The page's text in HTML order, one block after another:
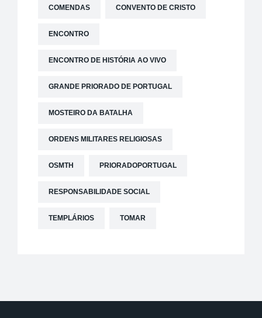
COMENDAS CONVENTO DE CRISTO
ENCONTRO
ENCONTRO DE HISTÓRIA AO VIVO
GRANDE PRIORADO DE PORTUGAL
MOSTEIRO DA BATALHA
ORDENS MILITARES RELIGIOSAS
OSMTH PRIORADOPORTUGAL
RESPONSABILIDADE SOCIAL
TEMPLÁRIOS TOMAR